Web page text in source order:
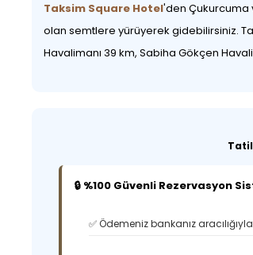
Taksim Square Hotel'den Çukurcuma
olan semtlere yürüyerek gidebilirsiniz.
Havalimanı 39 km, Sabiha Gökçen
🔒 %100 Güvenli Rezervasyon
✅ Ödemeniz bankanız